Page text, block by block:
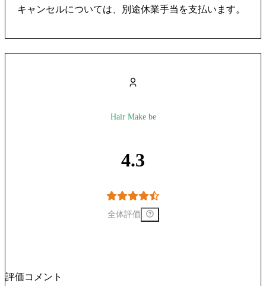
キャンセルについては、別途休業手当を支払います。
Hair Make be
4.3
全体評価
評価コメント